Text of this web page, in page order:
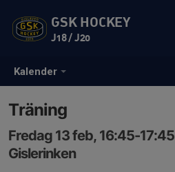
Kalender
GSK HOCKEY
J18 / J20
Träning
Fredag 13 feb, 16:45-17:45
Gislerinken